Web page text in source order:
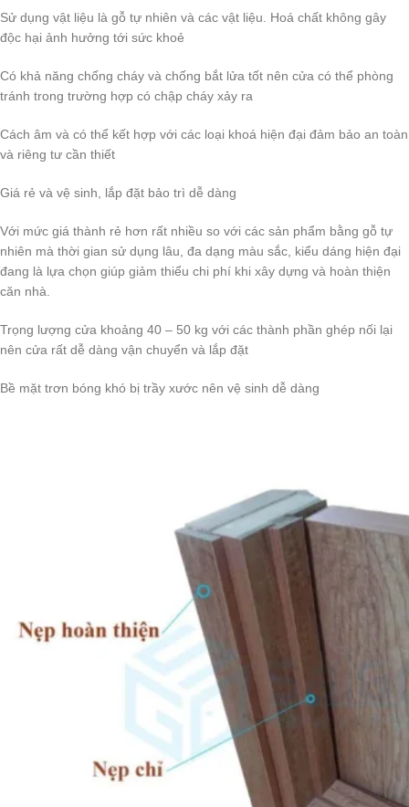
Sử dụng vật liệu là gỗ tự nhiên và các vật liệu. Hoá chất không gây
độc hại ảnh hưởng tới sức khoẻ
Có khả năng chống cháy và chống bắt lửa tốt nên cửa có thể phòng
tránh trong trường hợp có chập cháy xảy ra
Cách âm và có thể kết hợp với các loại khoá hiện đại đảm bảo an toàn
và riêng tư cần thiết
Giá rẻ và vệ sinh, lắp đặt bảo trì dễ dàng
Với mức giá thành rẻ hơn rất nhiều so với các sản phẩm bằng gỗ tự
nhiên mà thời gian sử dụng lâu, đa dạng màu sắc, kiểu dáng hiện đại
đang là lựa chọn giúp giảm thiểu chi phí khi xây dựng và hoàn thiện
căn nhà.
Trọng lượng cửa khoảng 40 – 50 kg với các thành phần ghép nối lại
nên cửa rất dễ dàng vận chuyển và lắp đặt
Bề mặt trơn bóng khó bị trầy xước nên vệ sinh dễ dàng